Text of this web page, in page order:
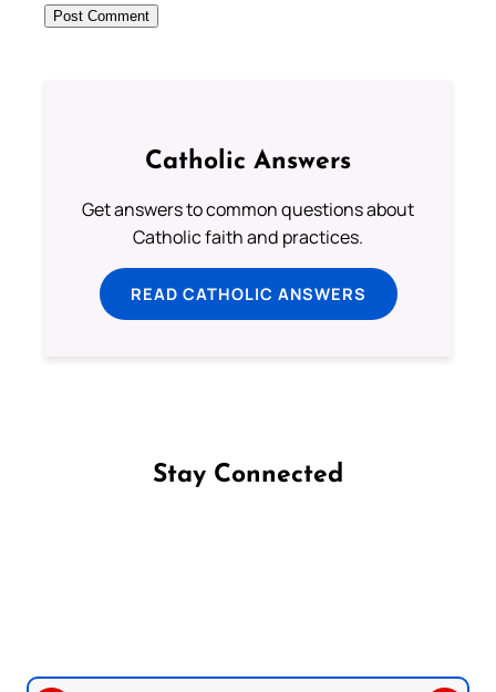
Catholic Answers
Get answers to common questions about
Catholic faith and practices.
READ CATHOLIC ANSWERS
Stay Connected